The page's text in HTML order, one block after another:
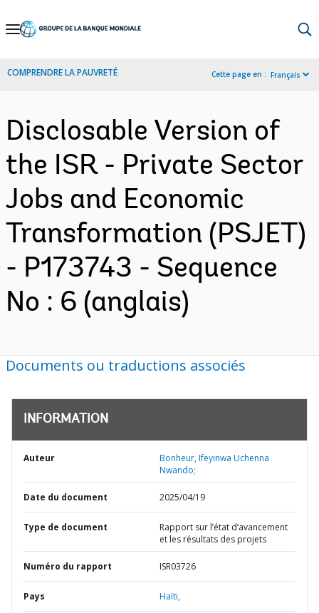
Skip
Navigation
COMPRENDRE LA PAUVRETÉ Cette page en : Français
Disclosable Version of
the ISR - Private Sector
Jobs and Economic
Transformation (PSJET)
- P173743 - Sequence
No : 6 (anglais)
Documents ou traductions associés
INFORMATION
Auteur
Bonheur, Ifeyinwa Uchenna
Nwando;
Date du document 2025/04/19
Type de document
Rapport sur l’état d’avancement
et les résultats des projets
Numéro du rapport ISR03726
Pays Haïti,